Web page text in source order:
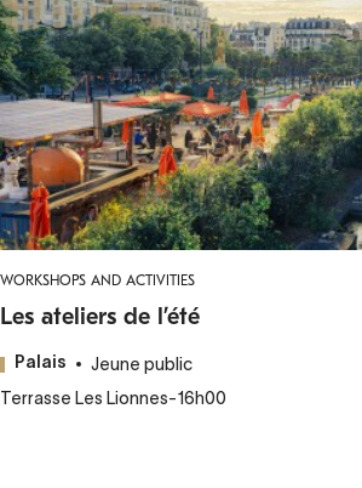
WORKSHOPS AND ACTIVITIES
Les ateliers de l’été
Palais
Jeune public
Terrasse Les Lionnes-16h00